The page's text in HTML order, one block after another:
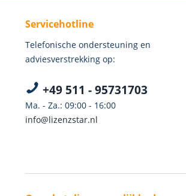
Servicehotline
Telefonische ondersteuning en
adviesverstrekking op:
+49 511 - 95731703
Ma. - Za.: 09:00 - 16:00
info@lizenzstar.nl